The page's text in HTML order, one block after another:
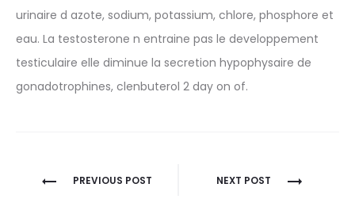
urinaire d azote, sodium, potassium, chlore, phosphore et
eau. La testosterone n entraine pas le developpement
testiculaire elle diminue la secretion hypophysaire de
gonadotrophines, clenbuterol 2 day on of.
Nawigacja
PREVIOUS POST NEXT POST